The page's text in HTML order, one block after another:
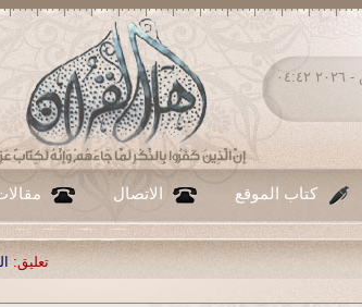
الجمعة ٠٧ - أغسطس - ٢٠٢٦ ٠٤:٤٢
كتاب الموقع الاتصال
اللهم اشفي